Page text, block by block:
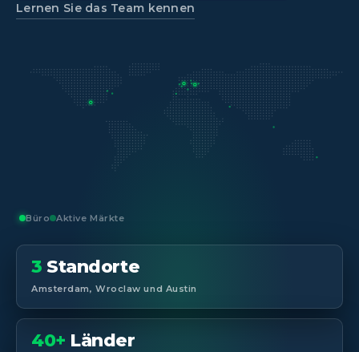
Lernen Sie das Team kennen
Büro Aktive Märkte
3 Standorte
Amsterdam, Wroclaw und Austin
40+ Länder